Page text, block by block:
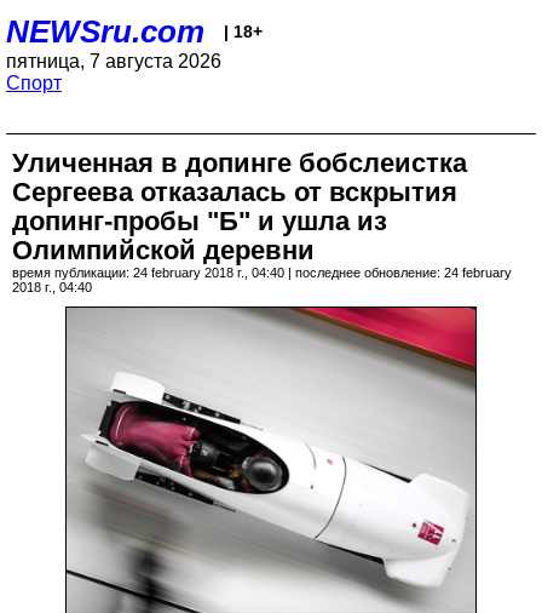
NEWSru.com | 18+
пятница, 7 августа 2026
Спорт
Уличенная в допинге бобслеистка
Сергеева отказалась от вскрытия
допинг-пробы "Б" и ушла из
Олимпийской деревни
время публикации: 24 february 2018 г., 04:40 | последнее обновление: 24 february
2018 г., 04:40